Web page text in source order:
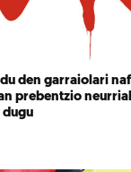
den garraiolari
prebentzio
dugu